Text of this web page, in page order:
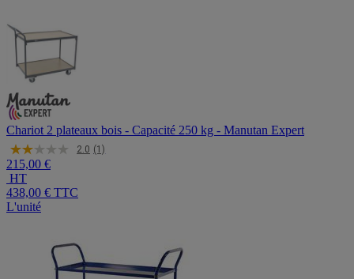
Chariot 2 plateaux bois - Capacité 250 kg - Manutan Expert
2.0 (1)
215,00 €
HT
438,00 € TTC
L'unité